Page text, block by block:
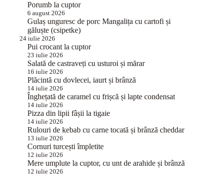
Porumb la cuptor
6 august 2026
Gulaș unguresc de porc Mangalița cu cartofi și
găluște (csipetke)
24 iulie 2026
Pui crocant la cuptor
23 iulie 2026
Salată de castraveți cu usturoi și mărar
16 iulie 2026
Plăcintă cu dovlecei, iaurt și brânză
14 iulie 2026
Înghețată de caramel cu frișcă și lapte condensat
14 iulie 2026
Pizza din lipii fâșii la tigaie
14 iulie 2026
Rulouri de kebab cu carne tocată și brânză cheddar
13 iulie 2026
Cornuri turcești împletite
12 iulie 2026
Mere umplute la cuptor, cu unt de arahide și brânză
12 iulie 2026